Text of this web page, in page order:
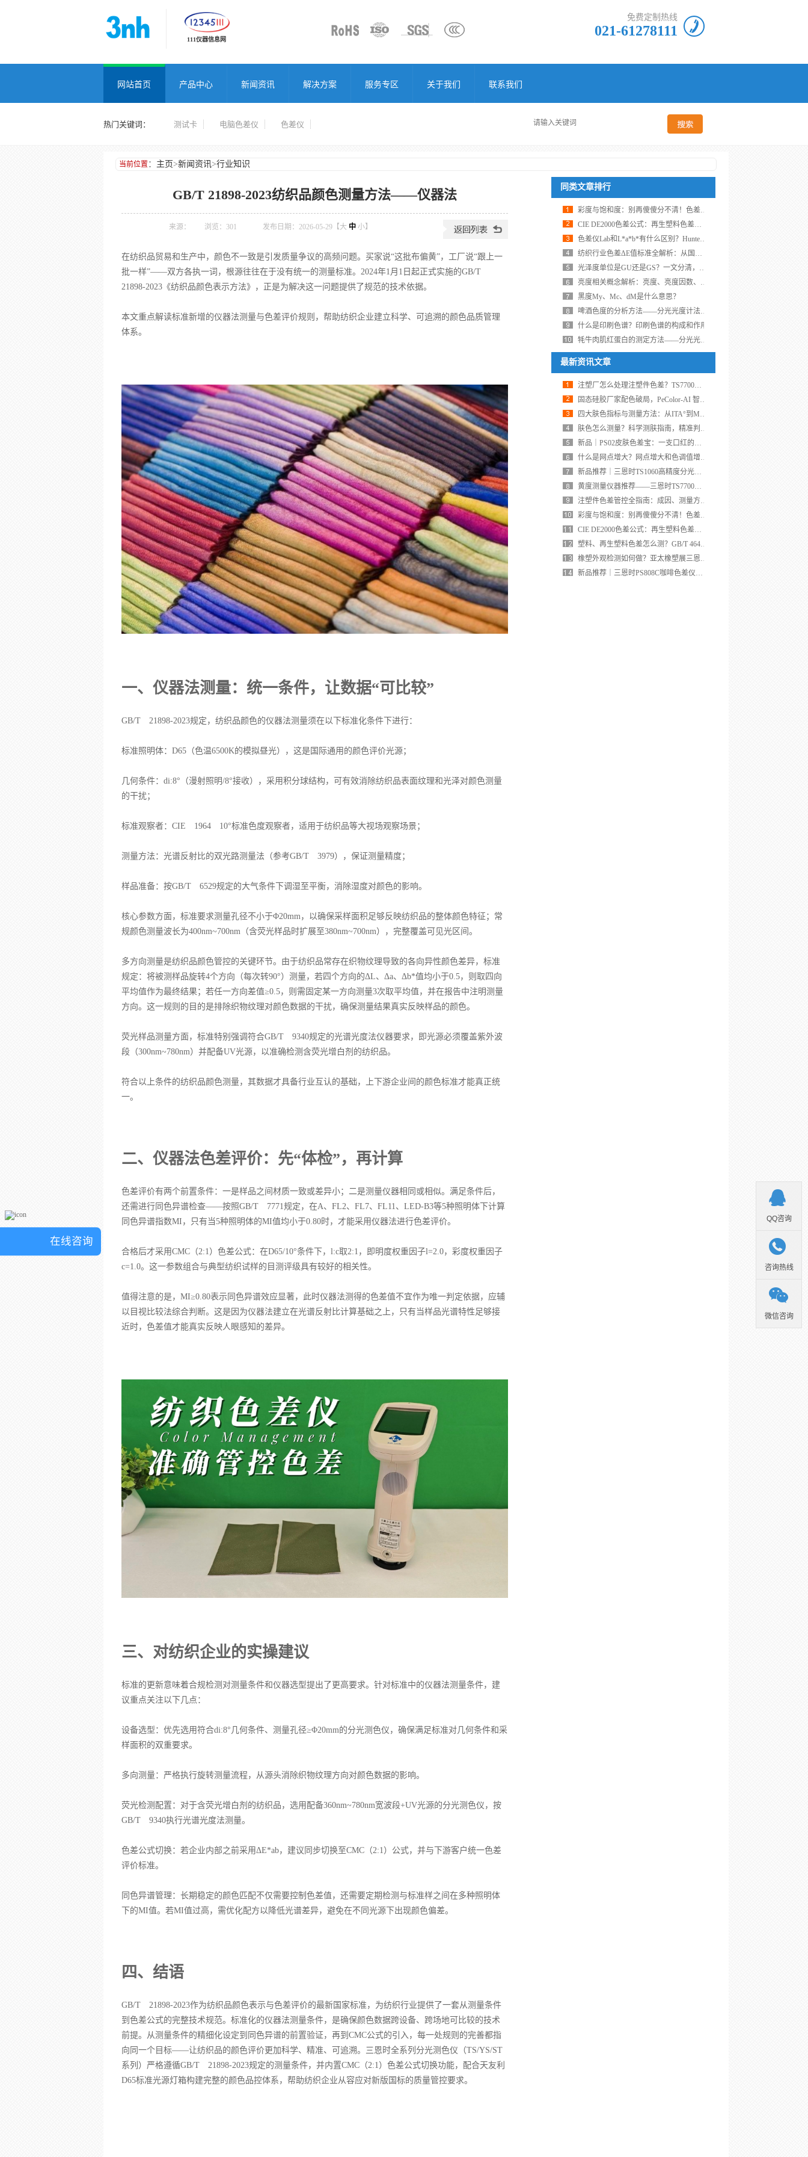
111仪器信息网
免费定制热线
021-61278111
网站首页 产品中心 新闻资讯 解决方案 服务专区 关于我们 联系我们
热门关键词： 测试卡 电脑色差仪 色差仪
当前位置 ： 主页>新闻资讯>行业知识
GB/T 21898-2023纺织品颜色测量方法——仪器法
来源： 浏览： 301 发布日期：2026-05-29【大 中 小】
在纺织品贸易和生产中，颜色不一致是引发质量争议的高频问题。买家说“这批布偏黄”，工厂说“跟上一
批一样”——双方各执一词，根源往往在于没有统一的测量标准。2024年1月1日起正式实施的GB/T
21898-2023《纺织品颜色表示方法》，正是为解决这一问题提供了规范的技术依据。
本文重点解读标准新增的仪器法测量与色差评价规则，帮助纺织企业建立科学、可追溯的颜色品质管理
体系。
一、仪器法测量：统一条件，让数据“可比较”
GB/T 21898-2023规定，纺织品颜色的仪器法测量须在以下标准化条件下进行：
标准照明体：D65（色温6500K的模拟昼光），这是国际通用的颜色评价光源；
几何条件：di:8°（漫射照明/8°接收），采用积分球结构，可有效消除纺织品表面纹理和光泽对颜色测量
的干扰；
标准观察者：CIE 1964 10°标准色度观察者，适用于纺织品等大视场观察场景；
测量方法：光谱反射比的双光路测量法（参考GB/T 3979），保证测量精度；
样品准备：按GB/T 6529规定的大气条件下调湿至平衡，消除湿度对颜色的影响。
核心参数方面，标准要求测量孔径不小于Φ20mm，以确保采样面积足够反映纺织品的整体颜色特征；常
规颜色测量波长为400nm~700nm（含荧光样品时扩展至380nm~700nm），完整覆盖可见光区间。
多方向测量是纺织品颜色管控的关键环节。由于纺织品常存在织物纹理导致的各向异性颜色差异，标准
规定：将被测样品旋转4个方向（每次转90°）测量，若四个方向的ΔL、Δa、Δb*值均小于0.5，则取四向
平均值作为最终结果；若任一方向差值≥0.5，则需固定某一方向测量3次取平均值，并在报告中注明测量
方向。这一规则的目的是排除织物纹理对颜色数据的干扰，确保测量结果真实反映样品的颜色。
荧光样品测量方面，标准特别强调符合GB/T 9340规定的光谱光度法仪器要求，即光源必须覆盖紫外波
段（300nm~780nm）并配备UV光源，以准确检测含荧光增白剂的纺织品。
符合以上条件的纺织品颜色测量，其数据才具备行业互认的基础，上下游企业间的颜色标准才能真正统
一。
二、仪器法色差评价：先“体检”，再计算
色差评价有两个前置条件：一是样品之间材质一致或差异小；二是测量仪器相同或相似。满足条件后，
还需进行同色异谱检查——按照GB/T 7771规定，在A、FL2、FL7、FL11、LED-B3等5种照明体下计算
同色异谱指数MI，只有当5种照明体的MI值均小于0.80时，才能采用仪器法进行色差评价。
合格后才采用CMC（2:1）色差公式：在D65/10°条件下，l:c取2:1，即明度权重因子l=2.0，彩度权重因子
c=1.0。这一参数组合与典型纺织试样的目测评级具有较好的相关性。
值得注意的是，MI≥0.80表示同色异谱效应显著，此时仪器法测得的色差值不宜作为唯一判定依据，应辅
以目视比较法综合判断。这是因为仪器法建立在光谱反射比计算基础之上，只有当样品光谱特性足够接
近时，色差值才能真实反映人眼感知的差异。
三、对纺织企业的实操建议
标准的更新意味着合规检测对测量条件和仪器选型提出了更高要求。针对标准中的仪器法测量条件，建
议重点关注以下几点：
设备选型：优先选用符合di:8°几何条件、测量孔径≥Φ20mm的分光测色仪，确保满足标准对几何条件和采
样面积的双重要求。
多向测量：严格执行旋转测量流程，从源头消除织物纹理方向对颜色数据的影响。
荧光检测配置：对于含荧光增白剂的纺织品，选用配备360nm~780nm宽波段+UV光源的分光测色仪，按
GB/T 9340执行光谱光度法测量。
色差公式切换：若企业内部之前采用ΔE*ab，建议同步切换至CMC（2:1）公式，并与下游客户统一色差
评价标准。
同色异谱管理：长期稳定的颜色匹配不仅需要控制色差值，还需要定期检测与标准样之间在多种照明体
下的MI值。若MI值过高，需优化配方以降低光谱差异，避免在不同光源下出现颜色偏差。
四、结语
GB/T 21898-2023作为纺织品颜色表示与色差评价的最新国家标准，为纺织行业提供了一套从测量条件
到色差公式的完整技术规范。标准化的仪器法测量条件，是确保颜色数据跨设备、跨场地可比较的技术
前提。从测量条件的精细化设定到同色异谱的前置验证，再到CMC公式的引入，每一处规则的完善都指
向同一个目标——让纺织品的颜色评价更加科学、精准、可追溯。三恩时全系列分光测色仪（TS/YS/ST
系列）严格遵循GB/T 21898-2023规定的测量条件，并内置CMC（2:1）色差公式切换功能，配合天友利
D65标准光源灯箱构建完整的颜色品控体系，帮助纺织企业从容应对新版国标的质量管控要求。
同类文章排行
彩度与饱和度：别再傻傻分不清！色差仪教你三步搞定测量
CIE DE2000色差公式：再生塑料色差测量的推荐公式
色差仪Lab和L*a*b*有什么区别？Hunter Lab和CIE Lab之争
纺织行业色差ΔE值标准全解析：从国标要求到精准测量
光泽度单位是GU还是GS？一文分清，避免标注出错
亮度相关概念解析：亮度、亮度因数、亮度对比度的概念和计算公式
黑度My、Mc、dM是什么意思？
啤酒色度的分析方法——分光光度计法、色度仪法、比色计法
什么是印刷色谱？印刷色谱的构成和作用
牦牛肉肌红蛋白的测定方法——分光光度计
最新资讯文章
注塑厂怎么处理注塑件色差？TS7700分光测色仪给出答案
固态硅胶厂家配色破局，PeColor‑AI 智能配色软件攻克硫化变色难题
四大肤色指标与测量方法：从ITA°到MI、EI，读懂肤色数据的底层逻辑
肤色怎么测量？科学测肤指南，精准判定肤色等级与美白效果
新品｜PS02皮肤色差宝：一支口红的体积，装下整套肤色检测系统
什么是网点增大？网点增大和色调值增加一样吗？
新品推荐｜三恩时TS1060高精度分光密度仪：凸版印刷品质量管控的专业
黄度测量仪器推荐——三恩时TS7700分光测色仪
注塑件色差管控全指南：成因、测量方法与仪器选型
彩度与饱和度：别再傻傻分不清！色差仪教你三步搞定测量
CIE DE2000色差公式：再生塑料色差测量的推荐公式
塑料、再生塑料色差怎么测？GB/T 46442-2025仪器选型指南
橡塑外观检测如何做？亚太橡塑展三恩时展位给出答案
新品推荐｜三恩时PS808C咖啡色差仪：用数据精准量化每一锅咖啡的烘焙度

QQ咨询

咨询热线

微信咨询
在线咨询